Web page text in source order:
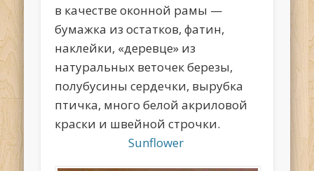
в качестве оконной рамы —
бумажка из остатков, фатин,
наклейки, «деревце» из
натуральных веточек березы,
полубусины сердечки, вырубка
птичка, много белой акриловой
краски и швейной строчки.
Sunflower